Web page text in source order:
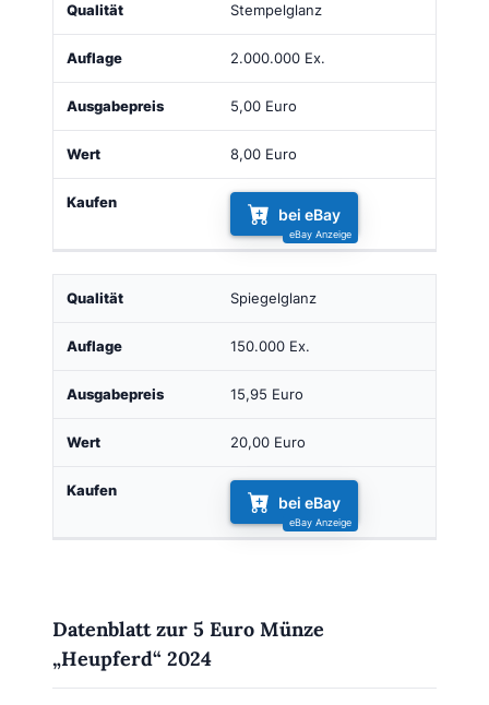
Qualität Ausgabepreis
Stempelglanz
2.000.000 Ex.
5,00 Euro
8,00 Euro
bei eBay
Spiegelglanz
150.000 Ex.
15,95 Euro
20,00 Euro
bei eBay
Datenblatt zur 5 Euro Münze
„Heupferd“ 2024